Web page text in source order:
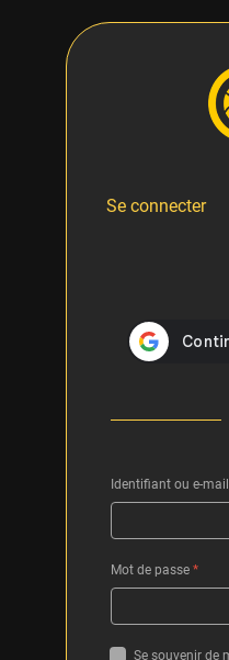
Se connecter
Identifiant ou e-mail
Mot de passe *
Se souvenir de